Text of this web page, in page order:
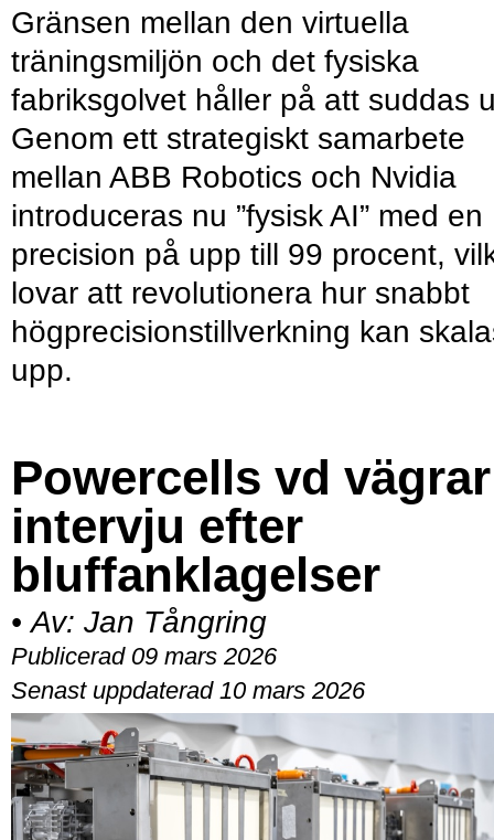
Gränsen mellan den virtuella
träningsmiljön och det fysiska
fabriksgolvet håller på att suddas
Genom ett strategiskt samarbete
mellan ABB Robotics och Nvidia
introduceras nu ”fysisk AI” med en
precision på upp till 99 procent,
lovar att revolutionera hur snabbt
högprecisionstillverkning kan
upp.
Powercells vd vägrar
intervju efter
bluffanklagelser
• Av: Jan Tångring
Publicerad 09 mars 2026
Senast uppdaterad 10 mars 2026